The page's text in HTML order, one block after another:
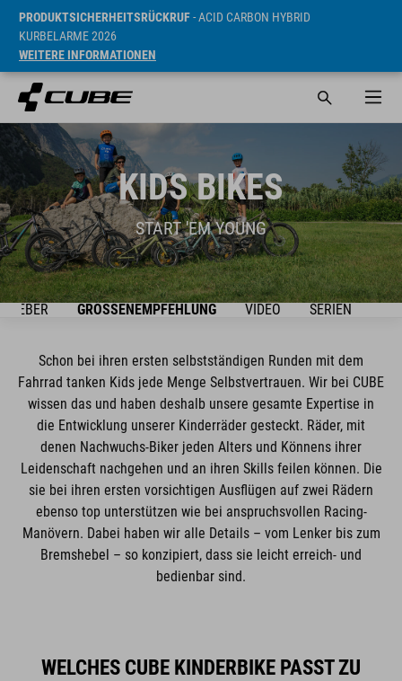
PRODUKTSICHERHEITSRÜCKRUF- ACID CARBON HYBRID
KURBELARME 2026
WEITERE INFORMATIONEN
KIDS BIKES
START 'EM YOUNG
GRÖSSENEMPFEHLUNG VIDEO SERIEN
Schon bei ihren ersten selbstständigen Runden mit dem
Fahrrad tanken Kids jede Menge Selbstvertrauen. Wir bei CUBE
wissen das und haben deshalb unsere gesamte Expertise in
die Entwicklung unserer Kinderräder gesteckt. Räder, mit
denen Nachwuchs-Biker jeden Alters und Könnens ihrer
Leidenschaft nachgehen und an ihren Skills feilen können. Die
sie bei ihren ersten vorsichtigen Ausflügen auf zwei Rädern
ebenso top unterstützen wie bei anspruchsvollen Racing-
Manövern. Dabei haben wir alle Details – vom Lenker bis zum
Bremshebel – so konzipiert, dass sie leicht erreich- und
bedienbar sind.
WELCHES CUBE KINDERBIKE PASST ZU